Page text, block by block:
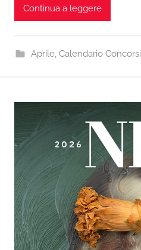
Continua a leggere
Aprile, Calendario Concorsi